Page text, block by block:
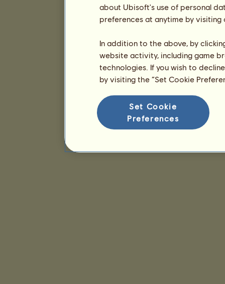
about Ubisoft's use of personal
preferences at anytime by
In addition to the above, by
website activity, including game
technologies. If you wish to
by visiting the “Set Cookie
Set Cookie
Preferences